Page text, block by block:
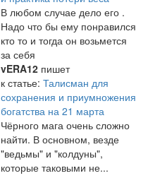
В любом случае дело его .
Надо что бы ему понравился
кто то и тогда он возьмется
за себя
vERA12 пишет
к статье: Талисман для
сохранения и приумножения
богатства на 21 марта
Чёрного мага очень сложно
найти. В основном, везде
"ведьмы" и "колдуны",
которые таковыми не...